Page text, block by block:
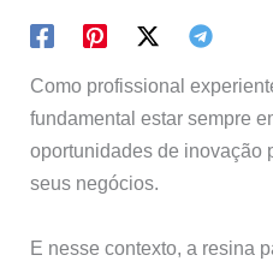
Como profissional
fundamental estar sempre
oportunidades de inovação
seus negócios.
E nesse contexto, a resina